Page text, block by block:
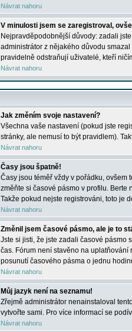
Návrat nahoru
V minulosti jsem se zaregistroval,
Nejpravděpodobnější důvody: zadali
administrátor z nějakého důvodu
pravidelně odstraňují uživatelé, kteří
Návrat nahoru
Jak změním svoje nastavení?
Všechna vaše nastavení (pokud jste
stránky, ale nemusí to být pravidlem).
Návrat nahoru
Časy jsou špatně!
Časy jsou téměř vždy v pořádku, ovšem
změňte si časové pásmo v profilu.
Takže pokud nejste registrováni, toto je
Návrat nahoru
Změnil jsem časové pásmo, ale je to
Jste si jisti, že jste zadali časové pásmo
čas. Fórum není stavěno na
posunutí časového pásma o jednu
Návrat nahoru
Můj jazyk není na seznamu!
Zřejmě administrátor nenainstaloval
vytvořte sami. Pro více informací se
Návrat nahoru